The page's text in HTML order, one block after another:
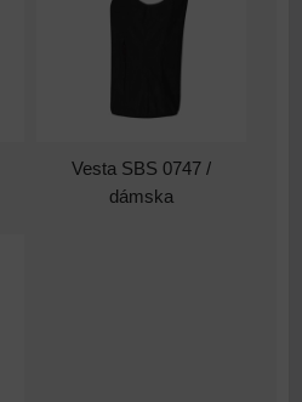
Vesta SBS 0747 /
dámska